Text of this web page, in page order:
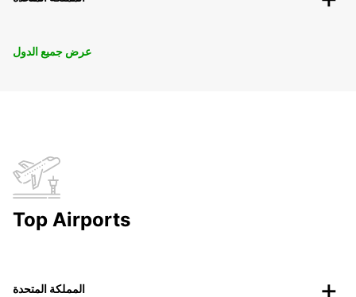
عرض جميع الدول
Top Airports
المملكة المتحدة